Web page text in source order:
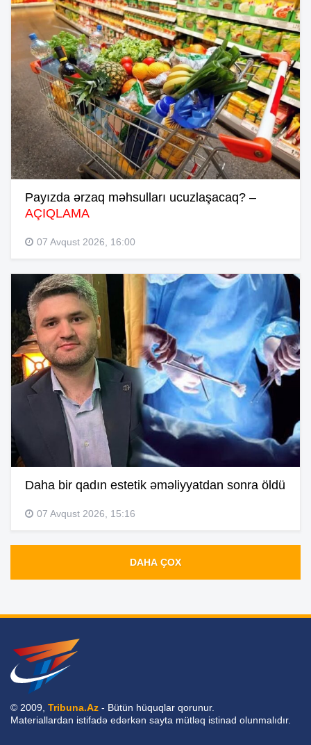
Payızda ərzaq məhsulları ucuzlaşacaq? –
AÇIQLAMA
07 Avqust 2026, 16:00
Daha bir qadın estetik əməliyyatdan sonra öldü
07 Avqust 2026, 15:16
DAHA ÇOX
© 2009, Tribuna.Az - Bütün hüquqlar qorunur.
Materiallardan istifadə edərkən sayta mütləq istinad olunmalıdır.